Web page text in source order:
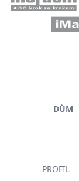
DŮM
PROFIL